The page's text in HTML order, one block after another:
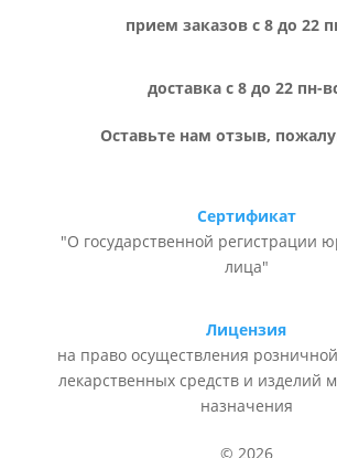
прием заказов с 8 до 22
доставка с 8 до 22 пн-
Оставьте нам отзыв,
Сертификат
"О государственной регистрации
лица"
Лицензия
на право осуществления
лекарственных средств и изделий
назначения
© 2026